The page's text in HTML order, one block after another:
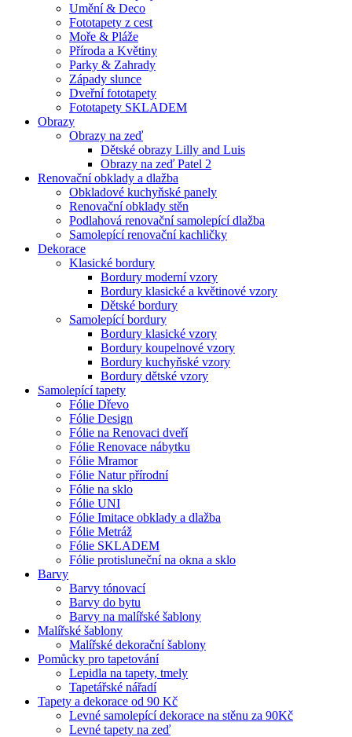
Umění & Deco
Fototapety z cest
Moře & Pláže
Příroda a Květiny
Parky & Zahrady
Západy slunce
Dveřní fototapety
Fototapety SKLADEM
Obrazy
Obrazy na zeď
Dětské obrazy Lilly and Luis
Obrazy na zeď Patel 2
Renovační obklady a dlažba
Obkladové kuchyňské panely
Renovační obklady stěn
Podlahová renovační samolepící dlažba
Samolepící renovační kachličky
Dekorace
Klasické bordury
Bordury moderní vzory
Bordury klasické a květinové vzory
Dětské bordury
Samolepící bordury
Bordury klasické vzory
Bordury koupelnové vzory
Bordury kuchyňské vzory
Bordury dětské vzory
Samolepící tapety
Fólie Dřevo
Fólie Design
Fólie na Renovaci dveří
Fólie Renovace nábytku
Fólie Mramor
Fólie Natur přírodní
Fólie na sklo
Fólie UNI
Fólie Imitace obklady a dlažba
Fólie Metráž
Fólie SKLADEM
Fólie protisluneční na okna a sklo
Barvy
Barvy tónovací
Barvy do bytu
Barvy na malířské šablony
Malířské šablony
Malířské dekorační šablony
Pomůcky pro tapetování
Lepidla na tapety, tmely
Tapetářské nářadí
Tapety a dekorace od 90 Kč
Levné samolepící dekorace na stěnu za 90Kč
Levné tapety na zeď